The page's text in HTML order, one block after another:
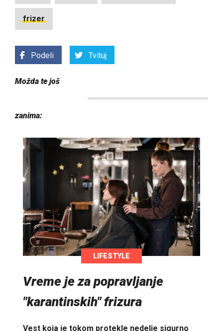
frizer
Podeli Tvituj
Možda te još
zanima:
LIFESTYLE
Vreme je za popravljanje
"karantinskih" frizura
Vest koja je tokom protekle nedelje sigurno